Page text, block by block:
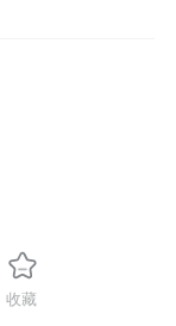
收藏